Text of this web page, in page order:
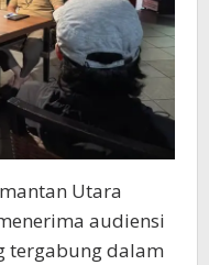
Utara
audiensi
tergabung dalam